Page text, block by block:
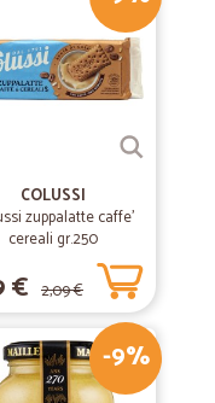
15/06/2020
Servizio
corre
02/03/2020
COLUSSI
zuppalatte caffe'
cereali gr.250
€ 2,09 €
-9%